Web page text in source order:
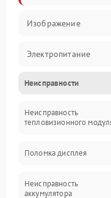
Изображение
Электропитание
Измерения
Матрица
Неисправности
Неисправность
тепловизионного
Поломка дисплея
Неисправность
аккумулятора